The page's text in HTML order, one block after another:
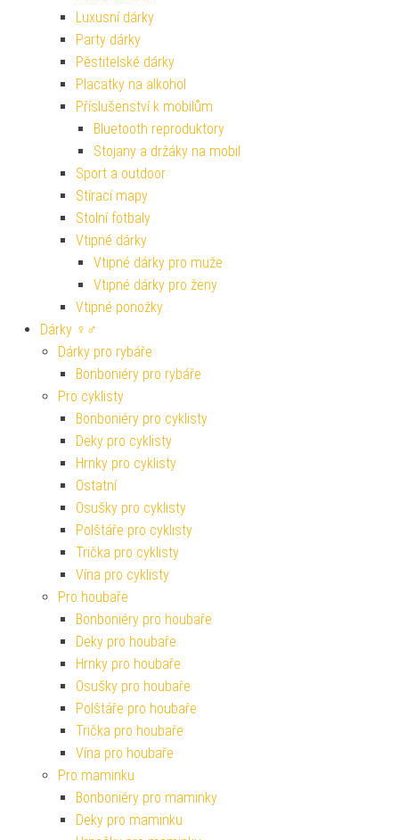
Luxusní dárky
Party dárky
Pěstitelské dárky
Placatky na alkohol
Příslušenství k mobilům
Bluetooth reproduktory
Stojany a držáky na mobil
Sport a outdoor
Stírací mapy
Stolní fotbaly
Vtipné dárky
Vtipné dárky pro muže
Vtipné dárky pro ženy
Vtipné ponožky
Dárky ♀♂
Dárky pro rybáře
Bonboniéry pro rybáře
Pro cyklisty
Bonboniéry pro cyklisty
Deky pro cyklisty
Hrnky pro cyklisty
Ostatní
Osušky pro cyklisty
Polštáře pro cyklisty
Trička pro cyklisty
Vína pro cyklisty
Pro houbaře
Bonboniéry pro houbaře
Deky pro houbaře
Hrnky pro houbaře
Osušky pro houbaře
Polštáře pro houbaře
Trička pro houbaře
Vína pro houbaře
Pro maminku
Bonboniéry pro maminky
Deky pro maminku